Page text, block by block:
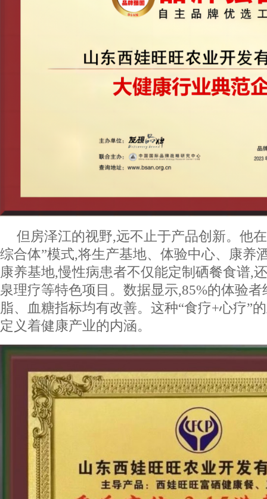
但房泽江的视野,远不止于产品创新。他
综合体”模式,将生产基地、体验中心、康养
康养基地,慢性病患者不仅能定制硒餐食谱,
泉理疗等特色项目。数据显示,85%的体验
脂、血糖指标均有改善。这种“食疗+心疗”
定义着健康产业的内涵。